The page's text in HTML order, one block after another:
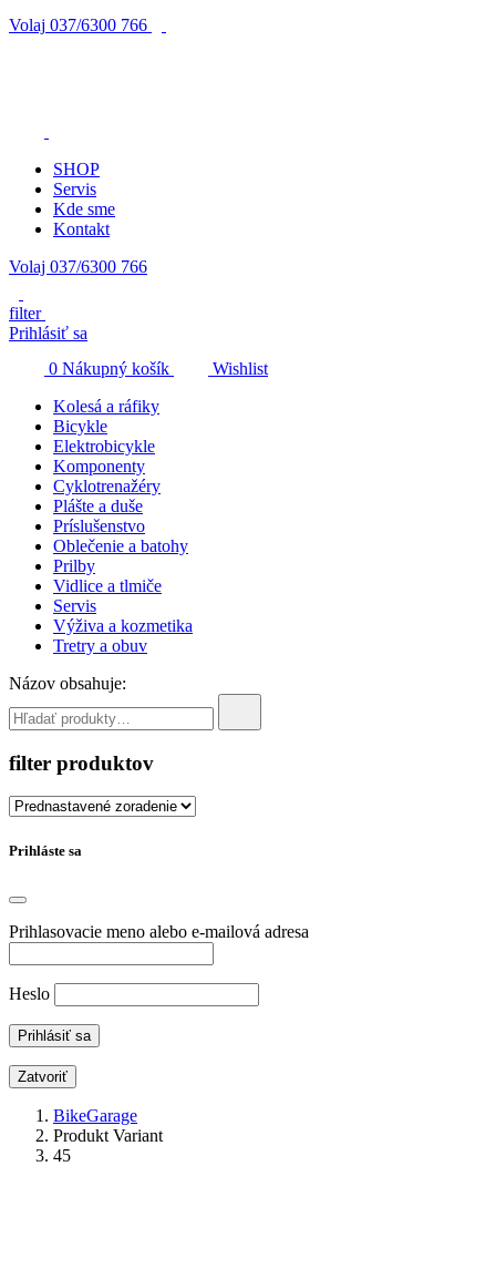
Volaj 037/6300 766
SHOP
Servis
Kde sme
Kontakt
Volaj 037/6300 766
filter
Prihlásiť sa
0 Nákupný košík
Wishlist
Kolesá a ráfiky
Bicykle
Elektrobicykle
Komponenty
Cyklotrenažéry
Plášte a duše
Príslušenstvo
Oblečenie a batohy
Prilby
Vidlice a tlmiče
Servis
Výživa a kozmetika
Tretry a obuv
Názov obsahuje:
filter produktov
Prihláste sa
Prihlasovacie meno alebo e-mailová adresa
Heslo
Zatvoriť
BikeGarage
Produkt Variant
45